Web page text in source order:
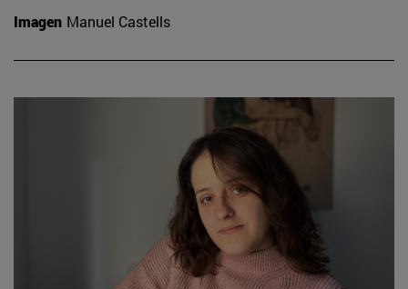
Imagen Manuel Castells